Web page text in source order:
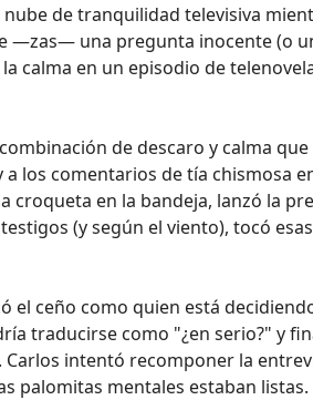
de tranquilidad televisiva
—zas— una pregunta inocente (o
calma en un episodio de
de descaro y calma que
los comentarios de tía chismosa
croqueta en la bandeja, lanzó la
(y según el viento), tocó
el ceño como quien está
traducirse como "¿en serio?" y
intentó recomponer la
palomitas mentales estaban listas.